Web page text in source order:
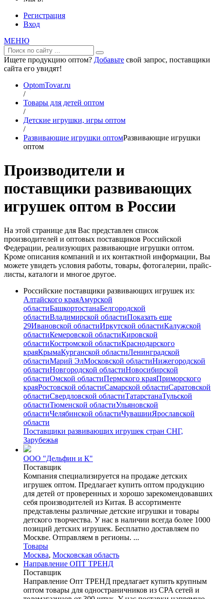
Регистрация
Вход
МЕНЮ
Ищете продукцию оптом? Добавьте свой запрос, поставщики
сайта его увидят!
OptomTovar.ru
/
Товары для детей оптом
/
Детские игрушки, игры оптом
/
Развивающие игрушки оптомРазвивающие игрушки
оптом
Производители и
поставщики развивающих
игрушек оптом в России
На этой странице для Вас представлен список
производителей и оптовых поставщиков Российской
Федерации, реализующих развивающие игрушки оптом.
Кроме описания компаний и их контактной информации, Вы
можете увидеть условия работы, товары, фотогалерии, прайс-
листы, каталоги и многое другое.
Российские поставщики развивающих игрушек из:
Алтайского краяАмурской
областиБашкортостанаБелгородской
областиВладимирской областиПоказать еще
29Ивановской областиИркутской областиКалужской
областиКемеровской областиКировской
областиКостромской областиКраснодарского
краяКрымаКурганской областиЛенинградской
областиМарий ЭлМосковской областиНижегородской
областиНовгородской областиНовосибирской
областиОмской областиПермского краяПриморского
краяРостовской областиСамарской областиСаратовской
областиСвердловской областиТатарстанаТульской
областиТюменской областиУльяновской
областиЧелябинской областиЧувашииЯрославской
области
Поставщики развивающих игрушек стран СНГ,
Зарубежья
ООО "Дельфин и К"
Поставщик
Компания специализируется на продаже детских
игрушек оптом. Предлагает купить оптом продукцию
для детей от проверенных и хорошо зарекомендовавших
себя производителей из Китая. В ассортименте
представлены различные детские игрушки и товары
детского творчества. У нас в наличии всегда более 1000
позиций детских игрушек. Бесплатно доставляем по
Москве. Отправляем в регионы. ...
Товары
Москва, Московская область
Направление ОПТ ТРЕНД
Поставщик
Направление Опт ТРЕНД предлагает купить крупным
оптом товары для одностраничников из CPA сетей и